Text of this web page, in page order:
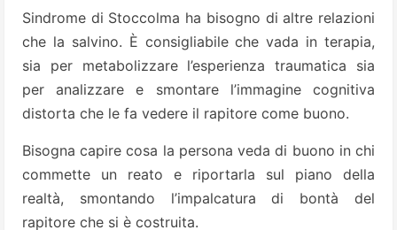
Sindrome di Stoccolma ha bisogno di altre relazioni
che la salvino. È consigliabile che vada in terapia,
sia per metabolizzare l’esperienza traumatica sia
per analizzare e smontare l’immagine cognitiva
distorta che le fa vedere il rapitore come buono.
Bisogna capire cosa la persona veda di buono in chi
commette un reato e riportarla sul piano della
realtà, smontando l’impalcatura di bontà del
rapitore che si è costruita.